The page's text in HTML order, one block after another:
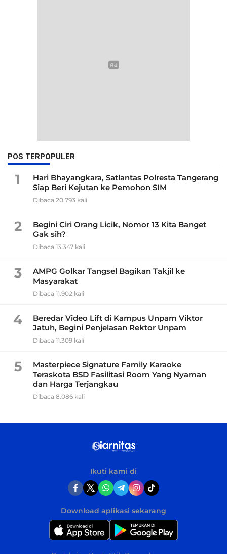
POS TERPOPULER
1
Hari Bhayangkara, Satlantas Polresta Tangerang
Siap Beri Kejutan ke Pemohon SIM
Dibaca 20.793 kali
2
Begini Ciri Orang Licik, Nomor 13 Kita Banget
Gak sih?
Dibaca 13.347 kali
3
AMPG Golkar Tangsel Bagikan Takjil ke
Masyarakat
Dibaca 11.902 kali
4
Beredar Video Lift di Kampus Unpam Viktor
Jatuh, Begini Penjelasan Rektor Unpam
Dibaca 11.309 kali
5
Masterpiece Signature Family Karaoke
Teraskota BSD Fasilitasi Room Yang Nyaman
dan Harga Terjangkau
Dibaca 8.086 kali
Ikuti kami di
Download aplikasi sekarang